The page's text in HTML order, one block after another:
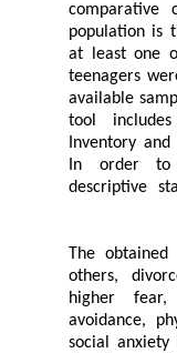
population
at least one
teenagers
available
tool
Inventory
In order
descriptive
The
others,
higher
avoidance,
social